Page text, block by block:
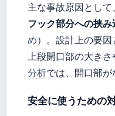
主な事故原因として、
フック部分への挟み
め）。設計上の要因
上段開口部の大き
分析では、開口部
安全に使うための